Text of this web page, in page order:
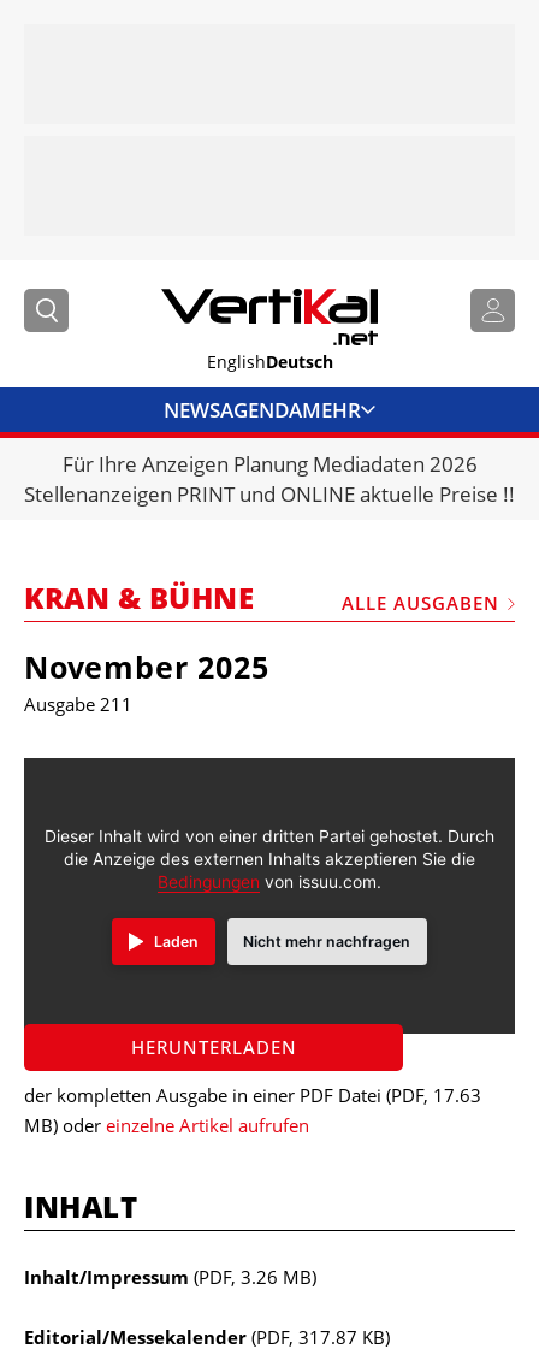
EnglishDeutsch
NEWSAGENDAMEHR
BRANCHENLINKS
VERMIETER
MARKTPLATZ
WÄHRUNGSRECHNER
KONTAKT
Für Ihre Anzeigen Planung Mediadaten 2026
Stellenanzeigen PRINT und ONLINE aktuelle Preise !!
KRAN & BÜHNE ALLE AUSGABEN
November 2025
Ausgabe 211
Dieser Inhalt wird von einer dritten Partei gehostet. Durch
die Anzeige des externen Inhalts akzeptieren Sie die
Bedingungen von issuu.com.
Laden Nicht mehr nachfragen
HERUNTERLADEN
der kompletten Ausgabe in einer PDF Datei (PDF, 17.63
MB) oder einzelne Artikel aufrufen
INHALT
Inhalt/Impressum (PDF, 3.26 MB)
Editorial/Messekalender (PDF, 317.87 KB)